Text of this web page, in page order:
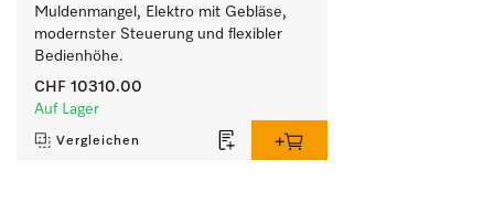
Muldenmangel, Elektro mit Gebläse,
modernster Steuerung und flexibler
Bedienhöhe.
CHF 10310.00
Auf Lager
Vergleichen